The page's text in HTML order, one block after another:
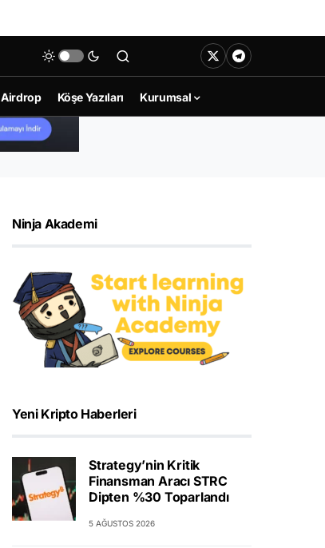
Airdrop Köşe Yazıları Kurumsal
Ninja Akademi
Yeni Kripto Haberleri
Strategy’nin Kritik
Finansman Aracı STRC
Dipten %30 Toparlandı
5 AĞUSTOS 2026